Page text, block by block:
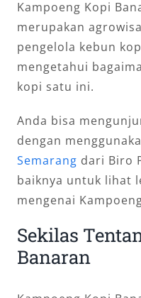
Kampoeng Kopi
merupakan
pengelola kebun
mengetahui
kopi satu ini.
Anda bisa
dengan
Semarang dari Biro
baiknya untuk lihat
mengenai
Sekilas
Banaran